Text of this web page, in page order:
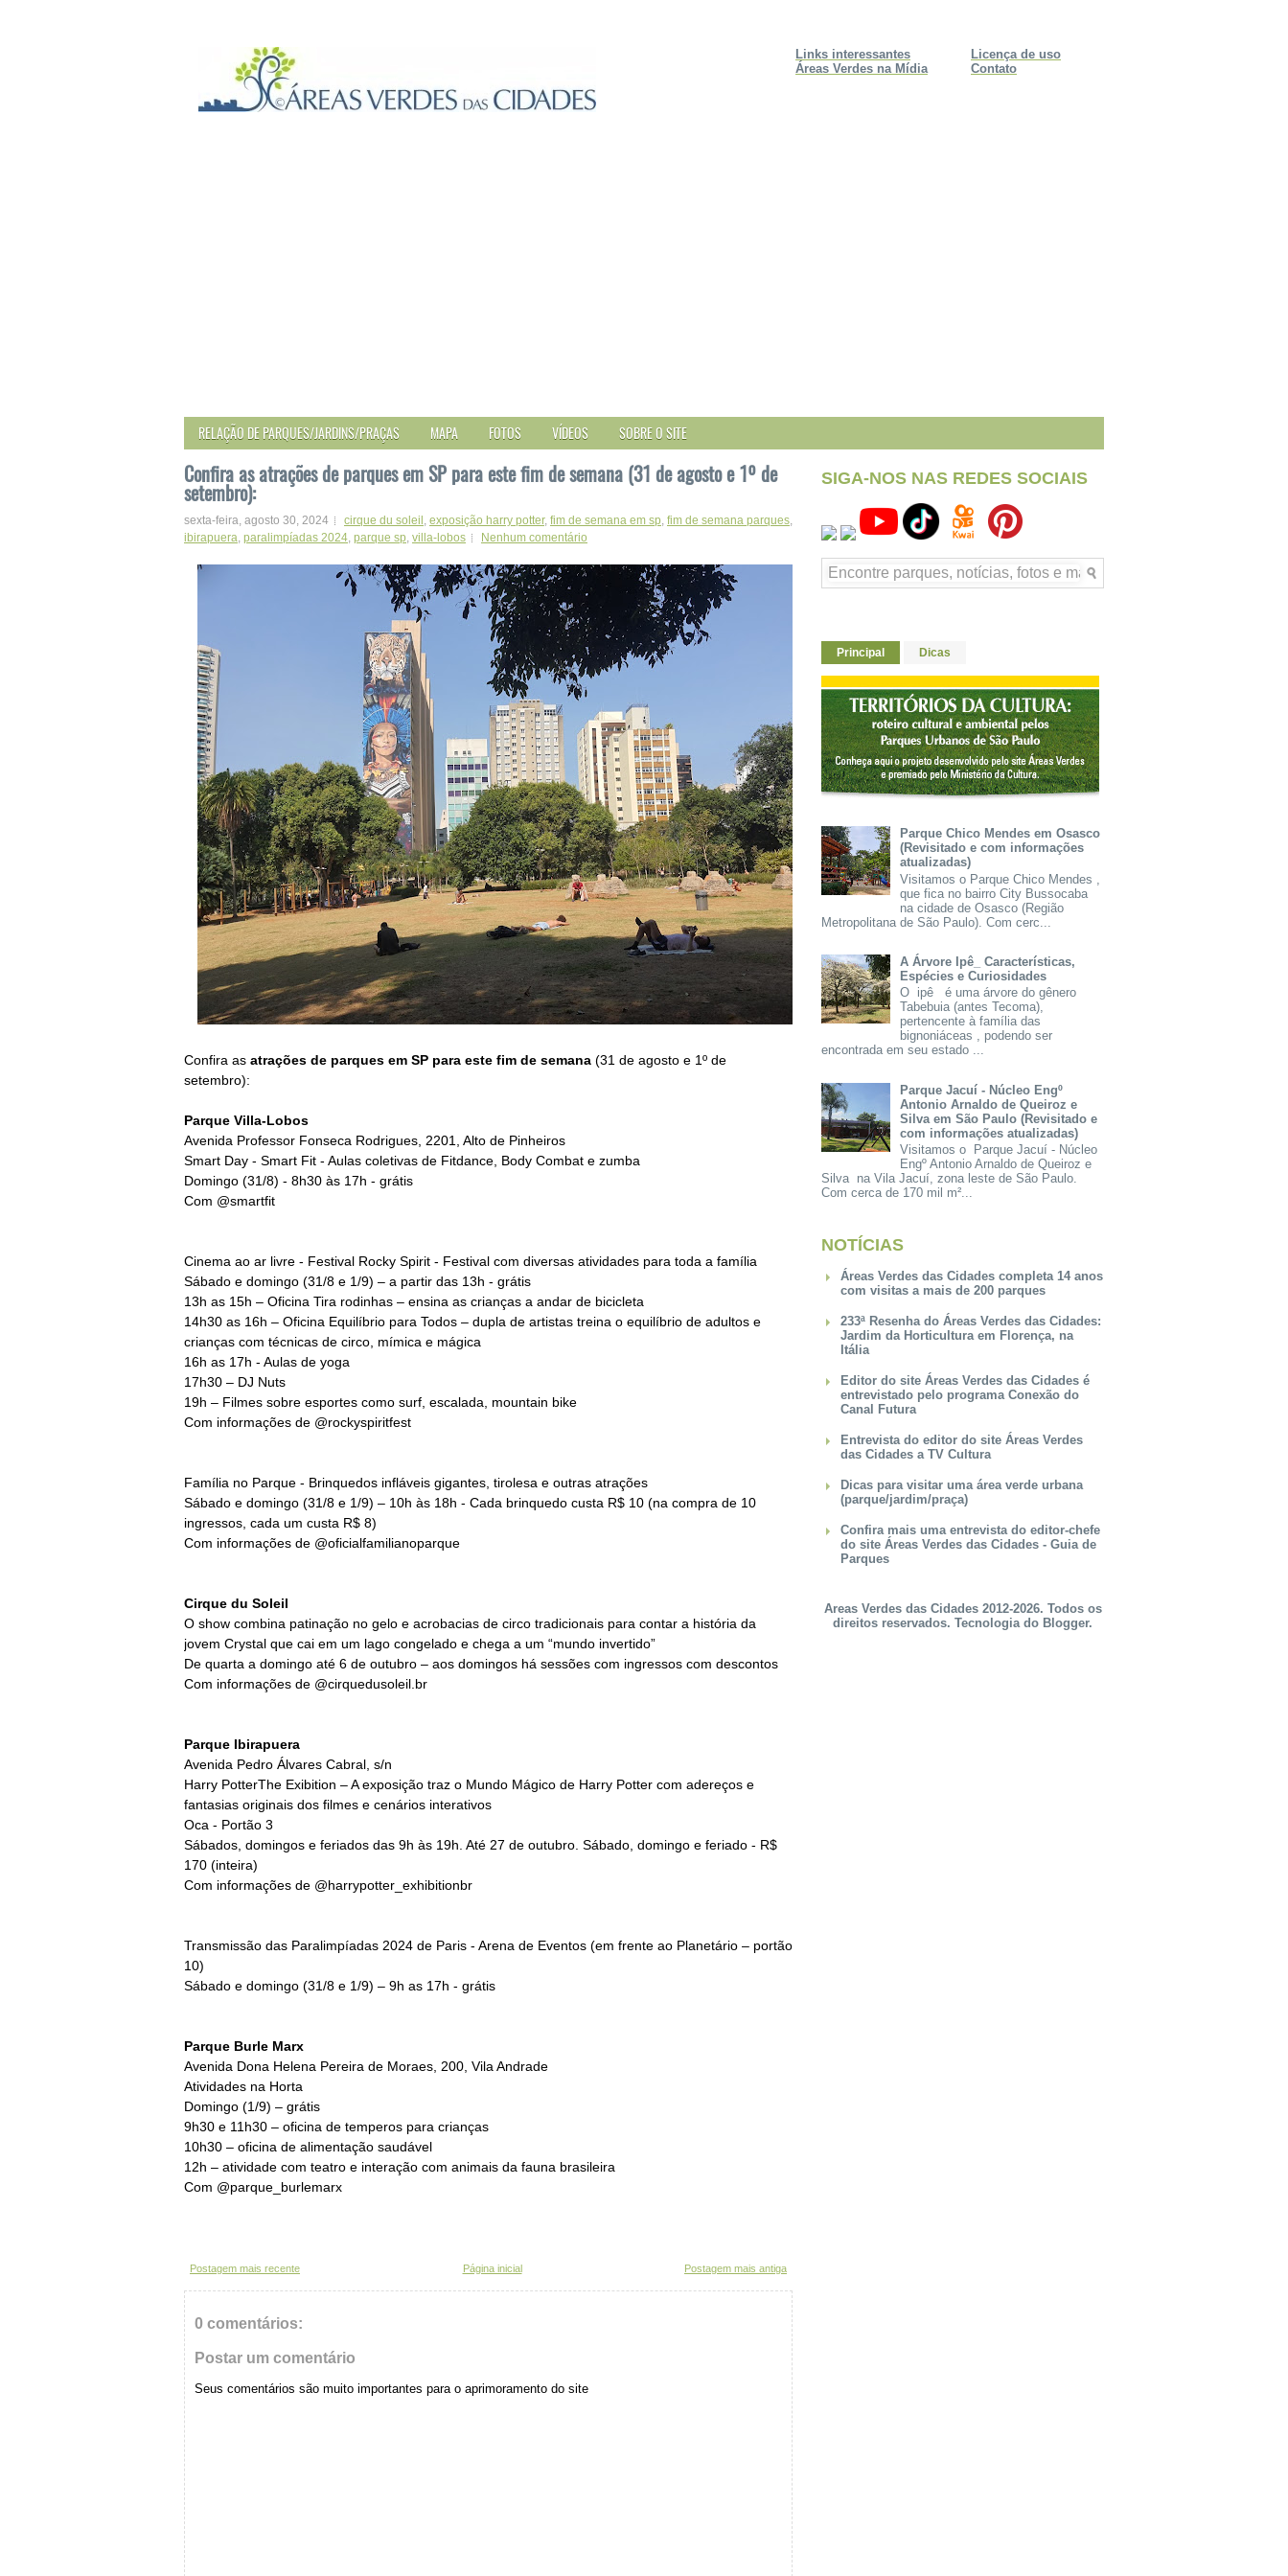
Licença de uso
Contato
Links interessantes
Áreas Verdes na Mídia
RELAÇÃO DE PARQUES/JARDINS/PRAÇAS MAPA FOTOS VÍDEOS SOBRE O SITE
Confira as atrações de parques em SP para este fim de semana (31 de agosto e 1º de
setembro):
sexta-feira, agosto 30, 2024 cirque du soleil , exposição harry potter, fim de semana em sp, fim de semana parques,
ibirapuera, paralimpíadas 2024, parque sp, villa-lobos Nenhum comentário
Confira as atrações de parques em SP para este fim de semana (31 de agosto e 1º de
setembro):
Parque Villa-Lobos
Avenida Professor Fonseca Rodrigues, 2201, Alto de Pinheiros
Smart Day - Smart Fit - Aulas coletivas de Fitdance, Body Combat e zumba
Domingo (31/8) - 8h30 às 17h - grátis
Com @smartfit
Cinema ao ar livre - Festival Rocky Spirit - Festival com diversas atividades para toda a família
Sábado e domingo (31/8 e 1/9) – a partir das 13h - grátis
13h as 15h – Oficina Tira rodinhas – ensina as crianças a andar de bicicleta
14h30 as 16h – Oficina Equilíbrio para Todos – dupla de artistas treina o equilíbrio de adultos e
crianças com técnicas de circo, mímica e mágica
16h as 17h - Aulas de yoga
17h30 – DJ Nuts
19h – Filmes sobre esportes como surf, escalada, mountain bike
Com informações de @rockyspiritfest
Família no Parque - Brinquedos infláveis gigantes, tirolesa e outras atrações
Sábado e domingo (31/8 e 1/9) – 10h às 18h - Cada brinquedo custa R$ 10 (na compra de 10
ingressos, cada um custa R$ 8)
Com informações de @oficialfamilianoparque
Cirque du Soleil
O show combina patinação no gelo e acrobacias de circo tradicionais para contar a história da
jovem Crystal que cai em um lago congelado e chega a um “mundo invertido”
De quarta a domingo até 6 de outubro – aos domingos há sessões com ingressos com descontos
Com informações de @cirquedusoleil.br
Parque Ibirapuera
Avenida Pedro Álvares Cabral, s/n
Harry PotterThe Exibition – A exposição traz o Mundo Mágico de Harry Potter com adereços e
fantasias originais dos filmes e cenários interativos
Oca - Portão 3
Sábados, domingos e feriados das 9h às 19h. Até 27 de outubro. Sábado, domingo e feriado - R$
170 (inteira)
Com informações de @harrypotter_exhibitionbr
Transmissão das Paralimpíadas 2024 de Paris - Arena de Eventos (em frente ao Planetário – portão
10)
Sábado e domingo (31/8 e 1/9) – 9h as 17h - grátis
Parque Burle Marx
Avenida Dona Helena Pereira de Moraes, 200, Vila Andrade
Atividades na Horta
Domingo (1/9) – grátis
9h30 e 11h30 – oficina de temperos para crianças
10h30 – oficina de alimentação saudável
12h – atividade com teatro e interação com animais da fauna brasileira
Com @parque_burlemarx
Postagem mais recente Postagem mais antiga
Página inicial
0 comentários:
Postar um comentário
Seus comentários são muito importantes para o aprimoramento do site
SIGA-NOS NAS REDES SOCIAIS
Principal Dicas
Parque Chico Mendes em Osasco
(Revisitado e com informações
atualizadas)
Visitamos o Parque Chico Mendes ,
que fica no bairro City Bussocaba
na cidade de Osasco (Região
Metropolitana de São Paulo). Com cerc...
A Árvore Ipê_ Características,
Espécies e Curiosidades
O ipê é uma árvore do gênero
Tabebuia (antes Tecoma),
pertencente à família das
bignoniáceas , podendo ser
encontrada em seu estado ...
Parque Jacuí - Núcleo Engº
Antonio Arnaldo de Queiroz e
Silva em São Paulo (Revisitado e
com informações atualizadas)
Visitamos o Parque Jacuí - Núcleo
Engº Antonio Arnaldo de Queiroz e
Silva na Vila Jacuí, zona leste de São Paulo.
Com cerca de 170 mil m²...
NOTÍCIAS
Áreas Verdes das Cidades completa 14 anos
com visitas a mais de 200 parques
233ª Resenha do Áreas Verdes das Cidades:
Jardim da Horticultura em Florença, na
Itália
Editor do site Áreas Verdes das Cidades é
entrevistado pelo programa Conexão do
Canal Futura
Entrevista do editor do site Áreas Verdes
das Cidades a TV Cultura
Dicas para visitar uma área verde urbana
(parque/jardim/praça)
Confira mais uma entrevista do editor-chefe
do site Áreas Verdes das Cidades - Guia de
Parques
Areas Verdes das Cidades 2012-2026. Todos os
direitos reservados. Tecnologia do Blogger.